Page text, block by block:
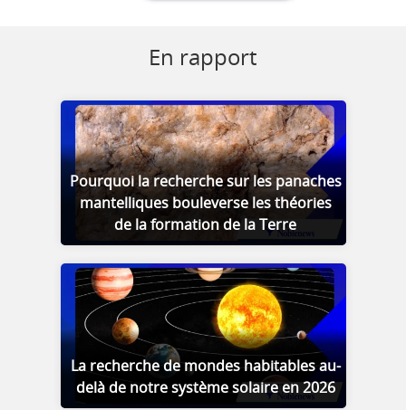
En rapport
Pourquoi la recherche sur les panaches
mantelliques bouleverse les théories
de la formation de la Terre
La recherche de mondes habitables au-
delà de notre système solaire en 2026